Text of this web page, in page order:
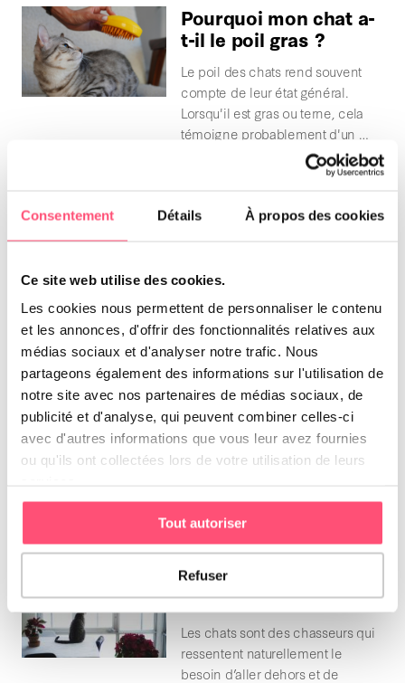
Consentement Détails À propos des cookies
Ce site web utilise des cookies.
Les cookies nous permettent de personnaliser le contenu
et les annonces, d'offrir des fonctionnalités relatives aux
médias sociaux et d'analyser notre trafic. Nous
partageons également des informations sur l'utilisation de
notre site avec nos partenaires de médias sociaux, de
publicité et d'analyse, qui peuvent combiner celles-ci
avec d'autres informations que vous leur avez fournies
ou qu'ils ont collectées lors de votre utilisation de leurs
Tout autoriser
Refuser
Pourquoi mon chat a-
t-il le poil gras ?
Le poil des chats rend souvent
compte de leur état général.
Lorsqu'il est gras ou terne, cela
témoigne probablement d'un …
m’aime ?
indépendant et mystérieux,
propriétaires. Il est normal pour
un maître qui adore …
Pourquoi mon chat
mange-t-il moins ?
Le chat est connu pour être un
de …
Faut-il laisser son
chat sortir ?
Les chats sont des chasseurs qui
ressentent naturellement le
besoin d’aller dehors et de